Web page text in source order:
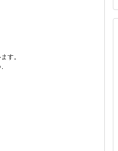
す。